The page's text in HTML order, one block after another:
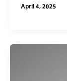
April 4, 2025